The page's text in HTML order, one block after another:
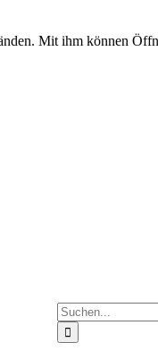
Mit ihm können
Suche
nach: